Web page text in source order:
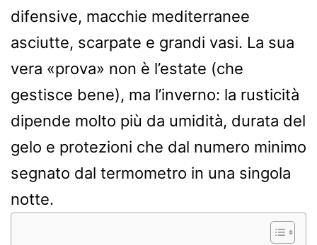
difensive, macchie mediterranee
asciutte, scarpate e grandi vasi. La sua
vera «prova» non è l’estate (che
gestisce bene), ma l’inverno: la rusticità
dipende molto più da umidità, durata del
gelo e protezioni che dal numero minimo
segnato dal termometro in una singola
notte.